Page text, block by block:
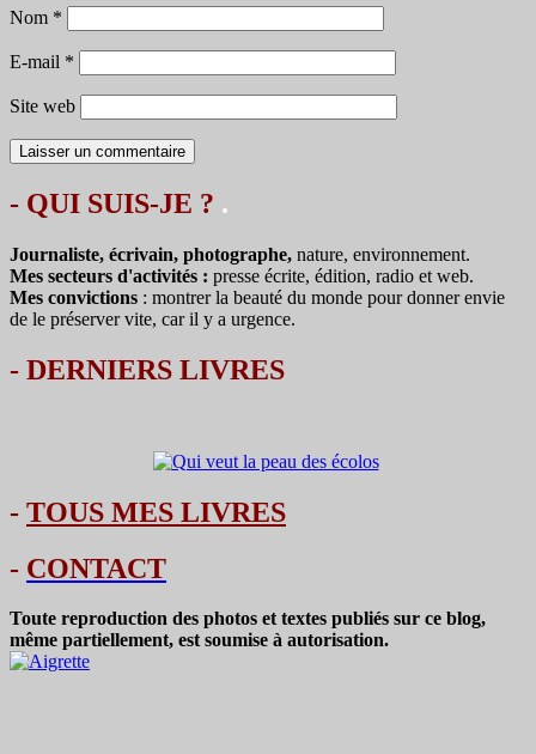
Nom *
E-mail *
Site web
- QUI SUIS-JE ? .
Journaliste, écrivain, photographe, nature, environnement.
Mes secteurs d'activités : presse écrite, édition, radio et web.
Mes convictions : montrer la beauté du monde pour donner envie
de le préserver vite, car il y a urgence.
- DERNIERS LIVRES
- TOUS MES LIVRES
- CONTACT
Toute reproduction des photos et textes publiés sur ce blog,
même partiellement, est soumise à autorisation.